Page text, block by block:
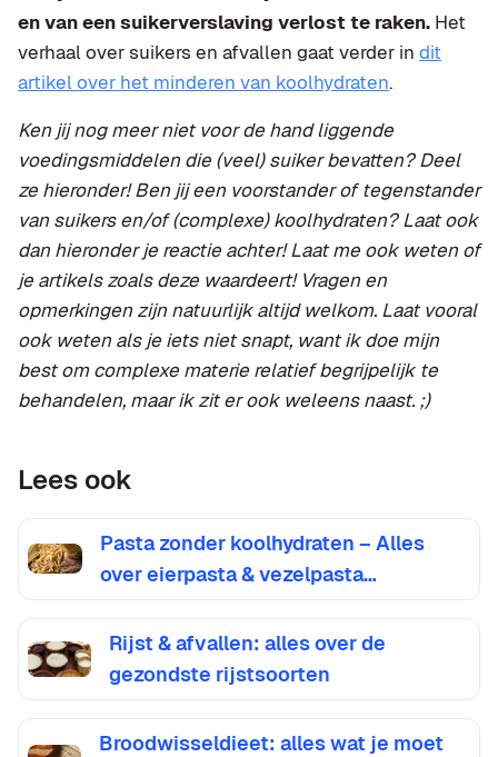
en van een suikerverslaving verlost te raken. Het
verhaal over suikers en afvallen gaat verder in dit
artikel over het minderen van koolhydraten.
Ken jij nog meer niet voor de hand liggende
voedingsmiddelen die (veel) suiker bevatten? Deel
ze hieronder! Ben jij een voorstander of tegenstander
van suikers en/of (complexe) koolhydraten? Laat ook
dan hieronder je reactie achter! Laat me ook weten of
je artikels zoals deze waardeert! Vragen en
opmerkingen zijn natuurlijk altijd welkom. Laat vooral
ook weten als je iets niet snapt, want ik doe mijn
best om complexe materie relatief begrijpelijk te
behandelen, maar ik zit er ook weleens naast. ;)
Lees ook
Pasta zonder koolhydraten – Alles
over eierpasta & vezelpasta…
Rijst & afvallen: alles over de
gezondste rijstsoorten
Broodwisseldieet: alles wat je moet